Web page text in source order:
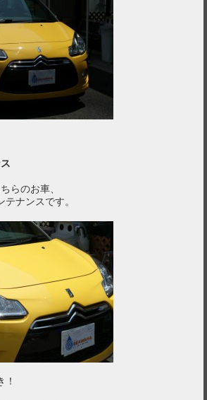
のお車、
テナンスです。